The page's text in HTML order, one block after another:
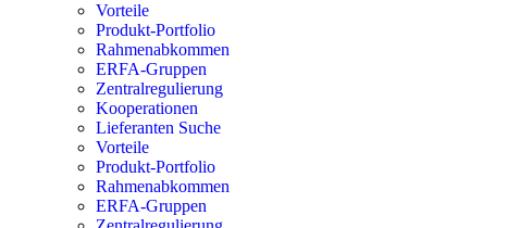
Vorteile
Produkt-Portfolio
Rahmenabkommen
ERFA-Gruppen
Zentralregulierung
Kooperationen
Lieferanten Suche
Vorteile
Produkt-Portfolio
Rahmenabkommen
ERFA-Gruppen